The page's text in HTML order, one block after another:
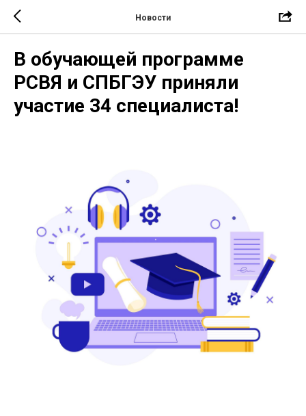
Новости
В обучающей программе
РСВЯ и СПБГЭУ приняли
участие 34 специалиста!